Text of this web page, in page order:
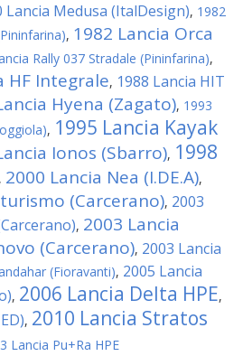
Lancia Medusa (ItalDesign), 1982
, 1982 Lancia Orca
Rally 037 Stradale (Pininfarina),
HF Integrale, 1988 Lancia HIT
Hyena (Zagato), 1993
, 1995 Lancia Kayak
Ionos (Sbarro), 1998
, 2000 Lancia Nea (I.DE.A),
(Carcerano), 2003
, 2003 Lancia
(Carcerano), 2003 Lancia
(Fioravanti), 2005 Lancia
, 2006 Lancia Delta HPE,
, 2010 Lancia Stratos
Lancia Pu+Ra HPE